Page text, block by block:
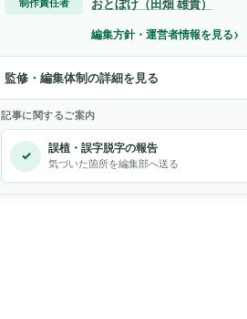
制作責任者 おとぼけ（田畑 雄貴）
編集方針・運営者情報を見る›
監修・編集体制の詳細を見る
記事に関するご案内
✓ 誤植・誤字脱字の報告
気づいた箇所を編集部へ送る